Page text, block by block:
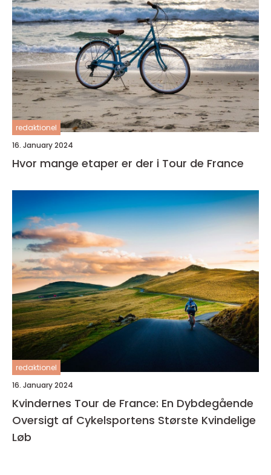
redaktionel
16. January 2024
Hvor mange etaper er der i Tour de France
redaktionel
16. January 2024
Kvindernes Tour de France: En Dybdegående
Oversigt af Cykelsportens Største Kvindelige
Løb